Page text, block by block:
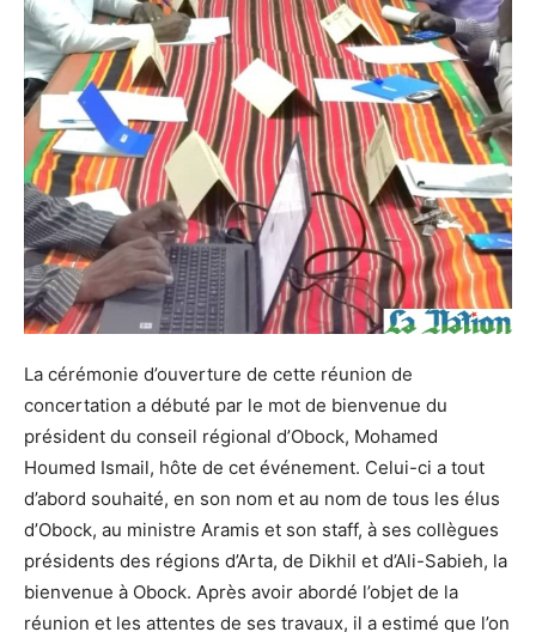
La cérémonie d’ouverture de cette réunion de
concertation a débuté par le mot de bienvenue du
président du conseil régional d’Obock, Mohamed
Houmed Ismail, hôte de cet événement. Celui-ci a tout
d’abord souhaité, en son nom et au nom de tous les élus
d’Obock, au ministre Aramis et son staff, à ses collègues
présidents des régions d’Arta, de Dikhil et d’Ali-Sabieh, la
bienvenue à Obock. Après avoir abordé l’objet de la
réunion et les attentes de ses travaux, il a estimé que l’on